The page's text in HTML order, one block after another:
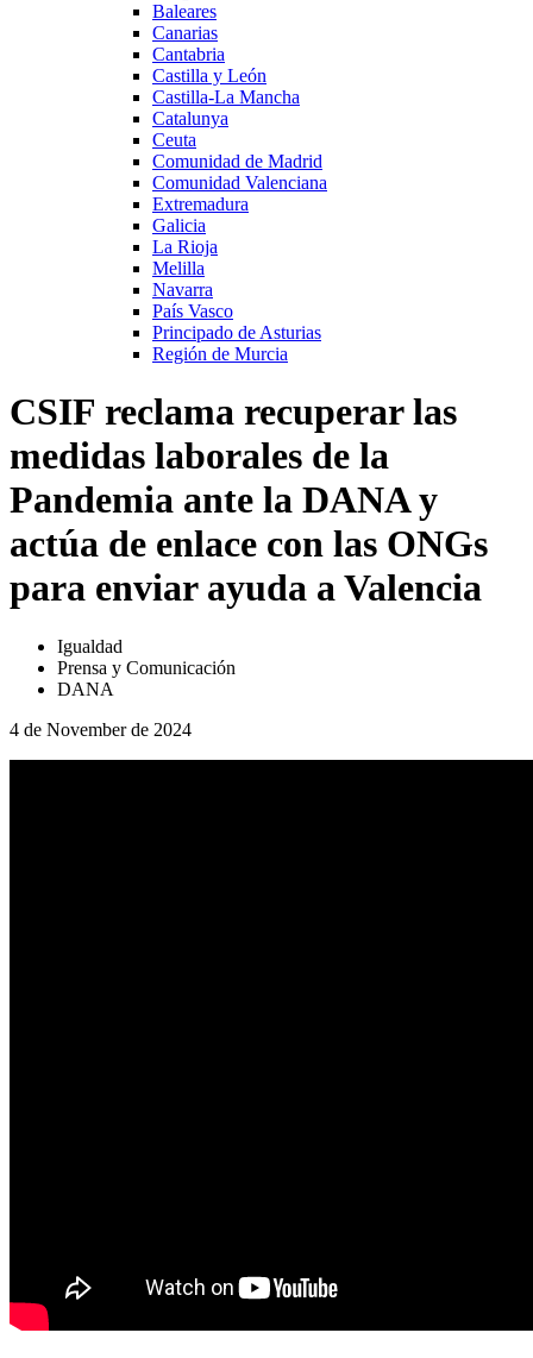
Baleares
Canarias
Cantabria
Castilla y León
Castilla-La Mancha
Catalunya
Ceuta
Comunidad de Madrid
Comunidad Valenciana
Extremadura
Galicia
La Rioja
Melilla
Navarra
País Vasco
Principado de Asturias
Región de Murcia
CSIF reclama recuperar las
medidas laborales de la
Pandemia ante la DANA y
actúa de enlace con las ONGs
para enviar ayuda a Valencia
Igualdad
Prensa y Comunicación
DANA
4 de November de 2024